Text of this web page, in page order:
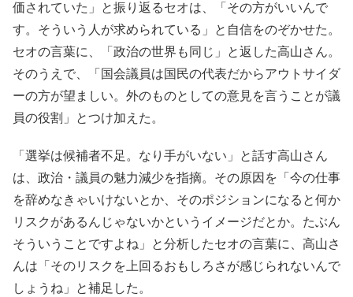
価されていた」と振り返るセオは、「その方がいいんで
す。そういう人が求められている」と自信をのぞかせた。
セオの言葉に、「政治の世界も同じ」と返した高山さん。
そのうえで、「国会議員は国民の代表だからアウトサイダ
ーの方が望ましい。外のものとしての意見を言うことが議
員の役割」とつけ加えた。
「選挙は候補者不足。なり手がいない」と話す高山さん
は、政治・議員の魅力減少を指摘。その原因を「今の仕事
を辞めなきゃいけないとか、そのポジションになると何か
リスクがあるんじゃないかというイメージだとか。たぶん
そういうことですよね」と分析したセオの言葉に、高山さ
んは「そのリスクを上回るおもしろさが感じられないんで
しょうね」と補足した。